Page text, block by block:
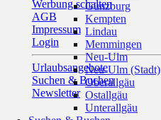
Werbung schalten
AGB
Impressum
Login
Urlaubsangebote
Suchen & Buchen
Newsletter
Günzburg
Kempten
Lindau
Memmingen
Neu-Ulm
Neu-Ulm (Stadt)
Oberallgäu
Ostallgäu
Unterallgäu